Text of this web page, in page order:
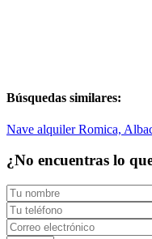
Búsquedas similares:
Nave alquiler Romica,
¿No encuentras lo